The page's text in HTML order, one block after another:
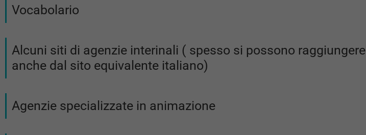
Vocabolario
Alcuni siti di agenzie interinali ( spesso si possono raggiungere
anche dal sito equivalente italiano)
Agenzie specializzate in animazione